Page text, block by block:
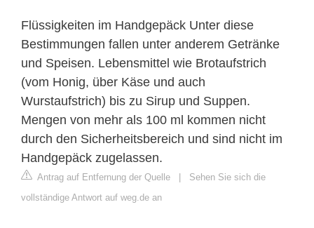
Flüssigkeiten im Handgepäck Unter diese
Bestimmungen fallen unter anderem Getränke
und Speisen. Lebensmittel wie Brotaufstrich
(vom Honig, über Käse und auch
Wurstaufstrich) bis zu Sirup und Suppen.
Mengen von mehr als 100 ml kommen nicht
durch den Sicherheitsbereich und sind nicht im
Handgepäck zugelassen.
Antrag auf Entfernung der Quelle
Sehen Sie sich die
vollständige Antwort auf weg.de an